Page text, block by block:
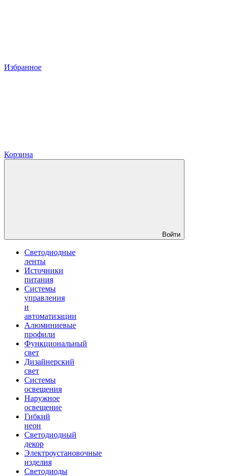
Избранное
Корзина
Войти
Светодиодные
ленты
Источники
питания
Системы
управления
и
автоматизации
Алюминиевые
профили
Функциональный
свет
Дизайнерский
свет
Системы
освещения
Наружное
освещение
Гибкий
неон
Светодиодный
декор
Электроустановочные
изделия
Светодиоды